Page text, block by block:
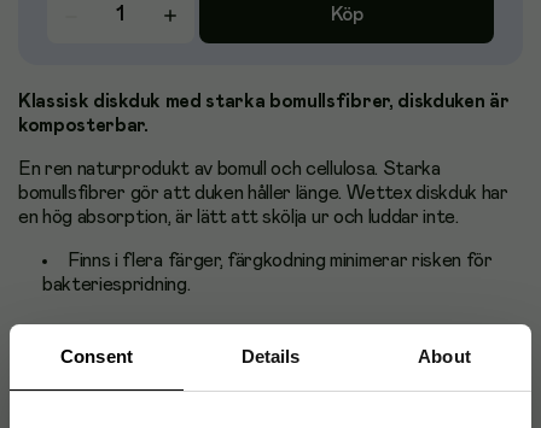
Consent Details About
Köp
Klassisk diskduk med starka bomullsfibrer, diskduken är
komposterbar.
En ren naturprodukt av bomull och cellulosa. Starka
bomullsfibrer gör att duken håller länge. Wettex diskduk har
en hög absorption, är lätt att skölja ur och luddar inte.
Finns i flera färger, färgkodning minimerar risken för
bakteriespridning.
När duken är utsliten, lägg den på komposthögen -
till matjord. 100% biologiskt nedbrytbar.